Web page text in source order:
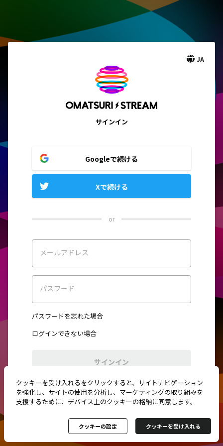
JA
サインイン
Googleで続ける
Xで続ける
or
メールアドレス
パスワード
パスワードを忘れた場合
ログインできない場合
サインイン
初めてご利用ですか？新規登録
クッキーを受け入れるをクリックすると、サイトナビゲーション
を強化し、サイトの使用を分析し、マーケティングの取り組みを
支援するために、デバイス上のクッキーの格納に同意します。
クッキーの設定 クッキーを受け入れる